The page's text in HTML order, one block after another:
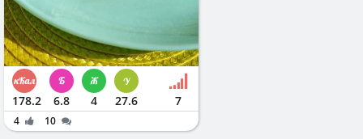
178.2 6.8 4 27.6 7
4 10